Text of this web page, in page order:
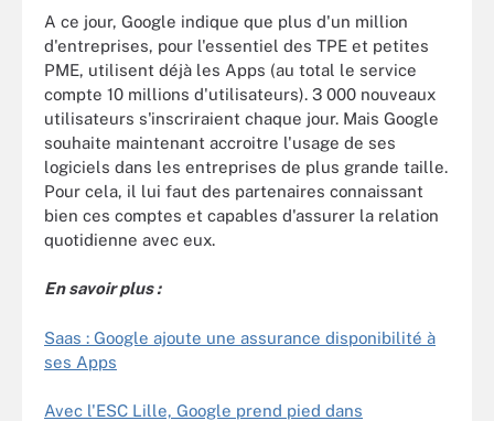
A ce jour, Google indique que plus d'un million
d'entreprises, pour l'essentiel des TPE et petites
PME, utilisent déjà les Apps (au total le service
compte 10 millions d'utilisateurs). 3 000 nouveaux
utilisateurs s'inscriraient chaque jour. Mais Google
souhaite maintenant accroitre l'usage de ses
logiciels dans les entreprises de plus grande taille.
Pour cela, il lui faut des partenaires connaissant
bien ces comptes et capables d'assurer la relation
quotidienne avec eux.
En savoir plus :
Saas : Google ajoute une assurance disponibilité à
ses Apps
Avec l'ESC Lille, Google prend pied dans